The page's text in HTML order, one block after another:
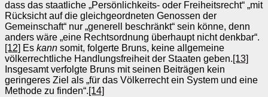
dass das staatliche „Persönlichkeits- oder Freiheitsrecht“ „mit
Rücksicht auf die gleichgeordneten Genossen der
Gemeinschaft“ nur „generell beschränkt“ sein könne, denn
anders wäre „eine Rechtsordnung überhaupt nicht denkbar“.
[12] Es kann somit, folgerte Bruns, keine allgemeine
völkerrechtliche Handlungsfreiheit der Staaten geben.[13]
Insgesamt verfolgte Bruns mit seinen Beiträgen kein
geringeres Ziel als „für das Völkerrecht ein System und eine
Methode zu finden“.[14]